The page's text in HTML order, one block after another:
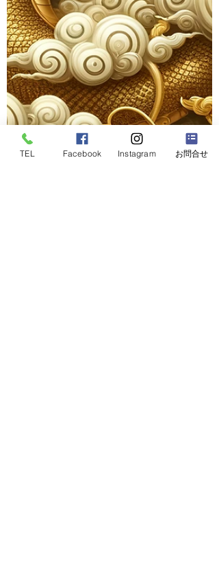
TEL Facebook Instagram お問合せ